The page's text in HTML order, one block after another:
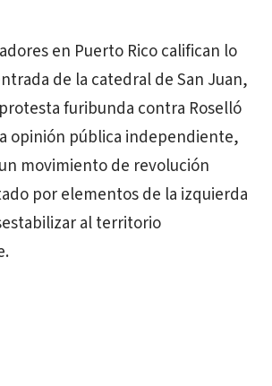
en Puerto Rico califican lo
de la catedral de San Juan,
furibunda contra Roselló
opinión pública independiente,
movimiento de revolución
por elementos de la izquierda
al territorio